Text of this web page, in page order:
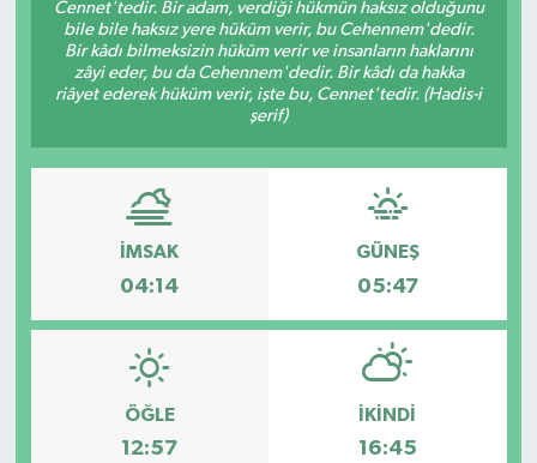
Cennet'tedir. Bir adam, verdiği hükmün haksız olduğunu
bile bile haksız yere hüküm verir, bu Cehennem'dedir.
Bir kâdı bilmeksizin hüküm verir ve insanların haklarını
zâyi eder, bu da Cehennem'dedir. Bir kâdı da hakka
riâyet ederek hüküm verir, işte bu, Cennet'tedir. (Hadis-i
şerif)
İMSAK
04:14
GÜNEŞ
05:47
ÖĞLE
12:57
İKINDI
16:45
Magazin
Duyurular
Kadın
Teknoloji
Yerel Haber
Akhisar Emlak
Etiketler
Duyurular
Tarım-Gıda
Sektörel
Röportaj
Dünya